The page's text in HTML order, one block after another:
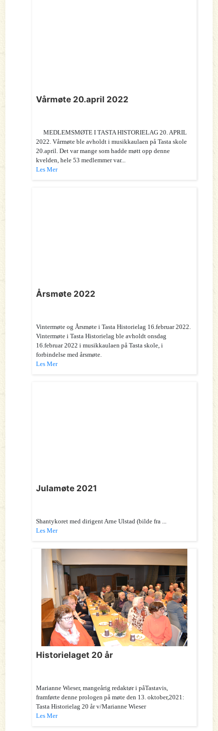
Vårmøte 20.april 2022
MEDLEMSMØTE I TASTA HISTORIELAG 20. APRIL
2022. Vårmøte ble avholdt i musikkaulaen på Tasta skole
20.april. Det var mange som hadde møtt opp denne
kvelden, hele 53 medlemmer var...
Les Mer
Årsmøte 2022
Vintermøte og Årsmøte i Tasta Historielag 16.februar 2022.
Vintermøte i Tasta Historielag ble avholdt onsdag
16.februar 2022 i musikkaulaen på Tasta skole, i
forbindelse med årsmøte.
Les Mer
Julamøte 2021
Shantykoret med dirigent Arne Ulstad (bilde fra ...
Les Mer
Historielaget 20 år
Marianne Wieser, mangeårig redaktør i påTastavis,
framførte denne prologen på møte den 13. oktober,2021:
Tasta Historielag 20 år v/Marianne Wieser
Les Mer